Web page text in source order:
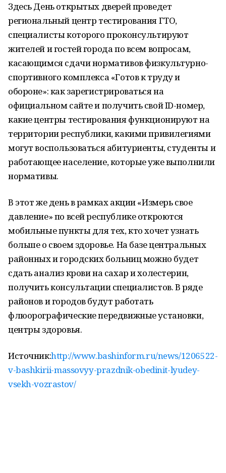
Здесь День открытых дверей проведет
региональный центр тестирования ГТО,
специалисты которого проконсультируют
жителей и гостей города по всем вопросам,
касающимся сдачи нормативов физкультурно-
спортивного комплекса «Готов к труду и
обороне»: как зарегистрироваться на
официальном сайте и получить свой ID-номер,
какие центры тестирования функционируют на
территории республики, какими привилегиями
могут воспользоваться абитуриенты, студенты и
работающее население, которые уже выполнили
нормативы.
В этот же день в рамках акции «Измерь свое
давление» по всей республике откроются
мобильные пункты для тех, кто хочет узнать
больше о своем здоровье. На базе центральных
районных и городских больниц можно будет
сдать анализ крови на сахар и холестерин,
получить консультации специалистов. В ряде
районов и городов будут работать
флюорографические передвижные установки,
центры здоровья.
Источник:http://www.bashinform.ru/news/1206522-
v-bashkirii-massovyy-prazdnik-obedinit-lyudey-
vsekh-vozrastov/